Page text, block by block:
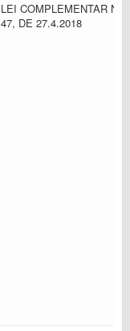
LEI COMPLEMENTAR N.
47, DE 27.4.2018